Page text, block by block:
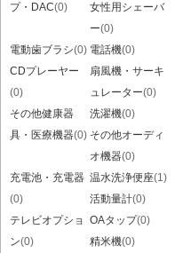
プ・DAC(0)
女性用シェーバ
ー(0)
電動歯ブラシ(0) 電話機(0)
CDプレーヤー
(0)
扇風機・サーキ
ュレーター(0)
その他健康器
具・医療機器(0)
洗濯機(0)
その他オーディ
オ機器(0)
充電池・充電器
(0)
温水洗浄便座(1)
活動量計(0)
テレビオプショ
ン(0)
OAタップ(0)
精米機(0)